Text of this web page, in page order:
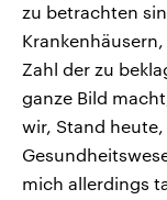
zu betrachten
Zahl der zu
ganze Bild
wir, Stand
mich allerdings